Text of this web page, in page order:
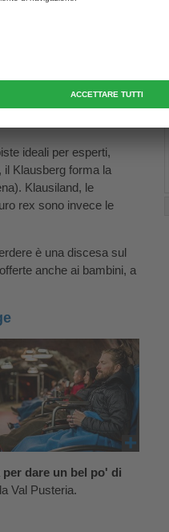
nella galleria
si possono ammirare
Alpi della Zillertal e degli
ideali per esperti,
Klausberg forma la
Klausiland, le
rex sono invece le
è una discesa sul
anche ai bambini, a
per dare un bel po' di
Val Pusteria.